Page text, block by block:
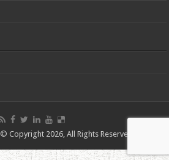
© Copyright 2026, All Rights Reserved